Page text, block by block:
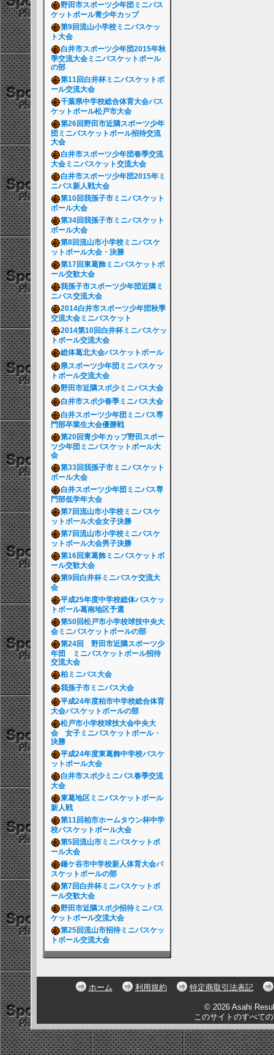
野田市スポーツ少年団ミニバス
ケットボール青少年カップ
第9回流山小学校ミニバスケッ
ト大会
白井市スポーツ少年団2015年秋
季交流大会ミニバスケットボール
の部
第11回白井杯ミニバスケットボ
ール交流大会
千葉県中学校総合体育大会バス
ケットボール松戸市大会
第26回野田市近隣スポーツ少年
団ミニバスケットボール招待交流
大会
白井市スポーツ少年団春季交流
大会ミニバスケット交流大会
白井市スポーツ少年団2015年ミ
ニバス新人戦大会
第10回我孫子市ミニバスケット
ボール大会
第34回我孫子市ミニバスケット
ボール大会
第8回流山市小学校ミニバスケ
ットボール大会・決勝
第17回東葛飾ミニバスケットボ
ール交歓大会
我孫子市スポーツ少年団近隣ミ
ニバス交流大会
2014白井市スポーツ少年団秋季
交流大会ミニバスケット
2014第10回白井杯ミニバスケッ
トボール交流大会
総体葛北大会バスケットボール
県スポーツ少年団ミニバスケッ
トボール交流大会
野田市近隣スポ少ミニバス大会
白井市スポ少春季ミニバス大会
白井スポーツ少年団ミニバス専
門部卒業生大会優勝戦
第20回青少年カップ野田スポー
ツ少年団ミニバスケットボール大
会
第33回我孫子市ミニバスケット
ボール大会
白井スポーツ少年団ミニバス専
門部低学年大会
第7回流山市小学校ミニバスケ
ットボール大会女子決勝
第7回流山市小学校ミニバスケ
ットボール大会男子決勝
第16回東葛飾ミニバスケットボ
ール交歓大会
第9回白井杯ミニバスケ交流大
会
平成25年度中学校総体バスケッ
トボール葛南地区予選
第50回松戸市小学校球技中央大
会ミニバスケットボールの部
第24回 野田市近隣スポーツ少
年団 ミニバスケットボール招待
交流大会
柏ミニバス大会
我孫子市ミニバス大会
平成24年度柏市中学校総合体育
大会バスケットボールの部
松戸市小学校球技大会中央大
会 女子ミニバスケットボール・
決勝
平成24年度東葛飾中学校バスケ
ットボール大会
白井市スポ少ミニバス春季交流
大会
東葛地区ミニバスケットボール
新人戦
第11回柏市ホームタウン杯中学
校バスケットボール大会
第5回流山市ミニバスケットボ
ール大会
鎌ケ谷市中学校新人体育大会バ
スケットボールの部
第7回白井杯ミニバスケットボ
ール交歓大会
野田市近隣スポ少招待ミニバス
ケットボール交流大会
第25回流山市招待ミニバスケッ
トボール交流大会
ホーム 利用規約 特定商取引法表記
© 2026 Asahi
このサイトのすべて